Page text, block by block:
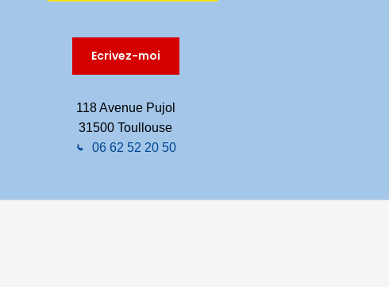
Ecrivez-moi
118 Avenue Pujol
31500 Toullouse
06 62 52 20 50